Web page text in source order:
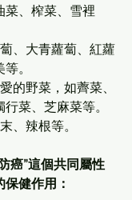
菜、榨菜、雪裡
、大青蘿蔔、紅蘿
。
的野菜，如薺菜、
菜、芝麻菜等。
、辣根等。
癌”這個共同屬性
健作用：